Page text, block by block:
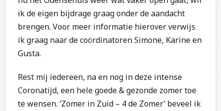
ik de eigen bijdrage graag onder de aandacht
brengen. Voor meer informatie hierover verwijs
ik graag naar de coördinatoren Simone, Karine en
Gusta.
Rest mij iedereen, na en nog in deze intense
Coronatijd, een hele goede & gezonde zomer toe
te wensen. ‘Zomer in Zuid – 4 de Zomer’ beveel ik